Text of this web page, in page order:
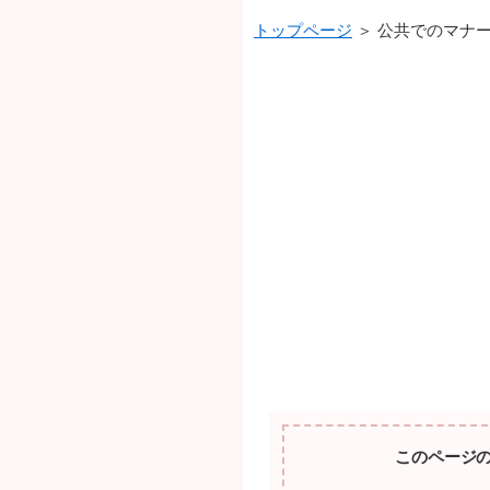
トップページ ＞ 公共でのマナー
このページ